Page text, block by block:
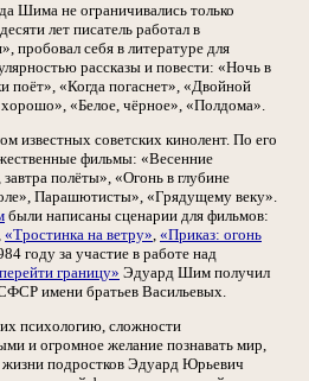
Шима не ограничивались только
лет писатель работал в
пробовал себя в литературе для
рассказы и повести: «Ночь в
поёт», «Когда погаснет», «Двойной
«Белое, чёрное», «Полдома».
известных советских кинолент. По его
фильмы: «Весенние
полёты», «Огонь в глубине
Парашютисты», «Грядущему веку».
были написаны сценарии для фильмов:
«Тростинка на ветру», «Приказ: огонь
году за участие в работе над
границу» Эдуард Шим получил
имени братьев Васильевых.
психологию, сложности
и огромное желание познавать мир,
жизни подростков Эдуард Юрьевич